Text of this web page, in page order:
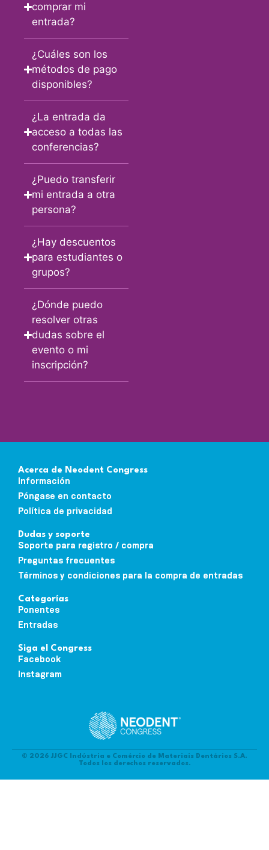
comprar mi
entrada?
¿Cuáles son los
métodos de pago
disponibles?
¿La entrada da
acceso a todas las
conferencias?
¿Puedo transferir
mi entrada a otra
persona?
¿Hay descuentos
para estudiantes o
grupos?
¿Dónde puedo
resolver otras
dudas sobre el
evento o mi
inscripción?
Acerca de Neodent Congress
Información
Póngase en contacto
Política de privacidad
Dudas y soporte
Soporte para registro / compra
Preguntas frecuentes
Términos y condiciones para la compra de entradas
Categorías
Ponentes
Entradas
Siga el Congress
Facebook
Instagram
© 2026 JJGC Indústria e Comércio de Materiais Dentários S.A.
Todos los derechos reservados.